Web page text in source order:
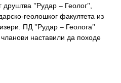
’’Рудар – Геолог’’,
геолошког факултета из
ПД ’’Рудар – Геолога’’
наставили да походе